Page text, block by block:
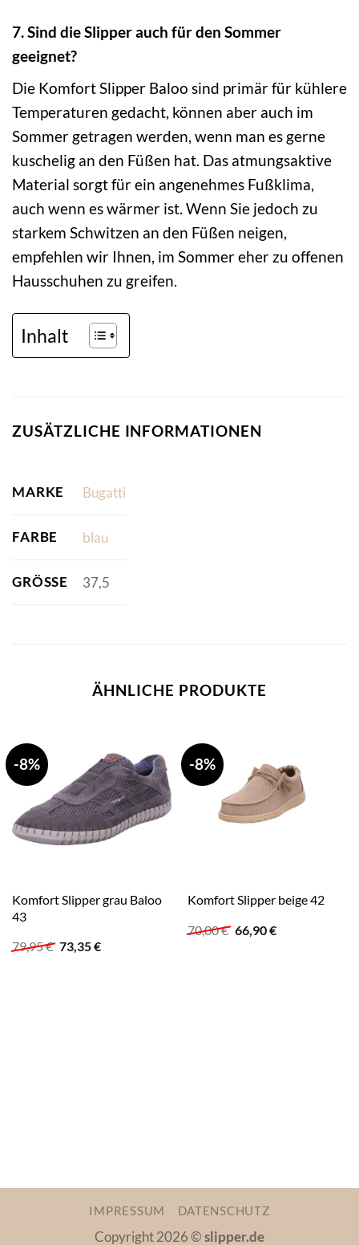
7. Sind die Slipper auch für den Sommer
geeignet?
Die Komfort Slipper Baloo sind primär für kühlere
Temperaturen gedacht, können aber auch im
Sommer getragen werden, wenn man es gerne
kuschelig an den Füßen hat. Das atmungsaktive
Material sorgt für ein angenehmes Fußklima,
auch wenn es wärmer ist. Wenn Sie jedoch zu
starkem Schwitzen an den Füßen neigen,
empfehlen wir Ihnen, im Sommer eher zu offenen
Hausschuhen zu greifen.
Inhalt
ZUSÄTZLICHE INFORMATIONEN
MARKE Bugatti
FARBE blau
GRÖSSE 37,5
ÄHNLICHE PRODUKTE
-8%
Komfort Slipper grau Baloo
43
79,95€ Ursprünglicher
73,35€Aktueller
-8%
Komfort Slipper beige 42
70,00€ Ursprünglicher
Preis
66,90€Aktueller
IMPRESSUM DATENSCHUTZ
Copyright 2026 ©slipper.de